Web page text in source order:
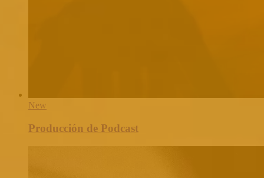
New
Producción de Podcast